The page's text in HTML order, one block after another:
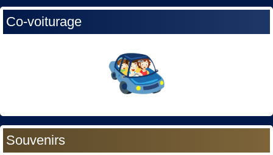
Co-voiturage
Souvenirs